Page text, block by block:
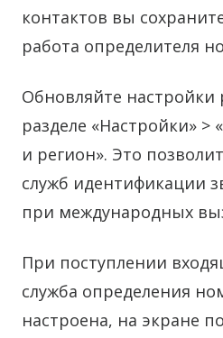
контактов вы
работа определителя
Обновляйте настройки
разделе «Настройки» >
и регион». Это
служб идентификации
при международных
При поступлении
служба определения
настроена, на экране